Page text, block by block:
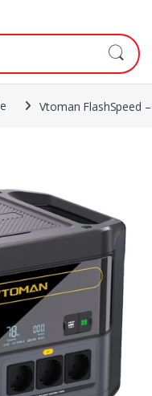
Vtoman FlashSpeed